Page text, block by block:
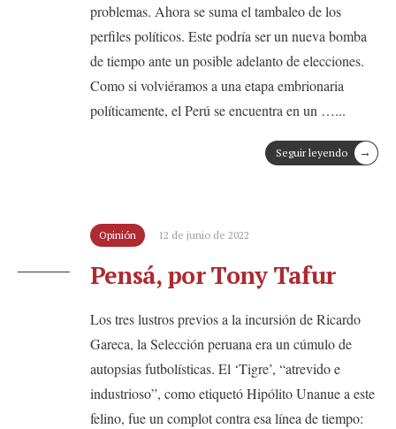
problemas. Ahora se suma el tambaleo de los
perfiles políticos. Este podría ser un nueva bomba
de tiempo ante un posible adelanto de elecciones.
Como si volviéramos a una etapa embrionaria
políticamente, el Perú se encuentra en un …...
Seguir leyendo →
Opinión 12 de junio de 2022
Pensá, por Tony Tafur
Los tres lustros previos a la incursión de Ricardo
Gareca, la Selección peruana era un cúmulo de
autopsias futbolísticas. El ‘Tigre’, “atrevido e
industrioso”, como etiquetó Hipólito Unanue a este
felino, fue un complot contra esa línea de tiempo: